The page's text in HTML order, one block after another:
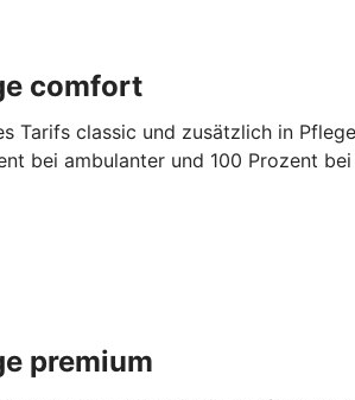
comfort
Tarifs classic und zusätzlich in
bei ambulanter und 100 Prozent
premium